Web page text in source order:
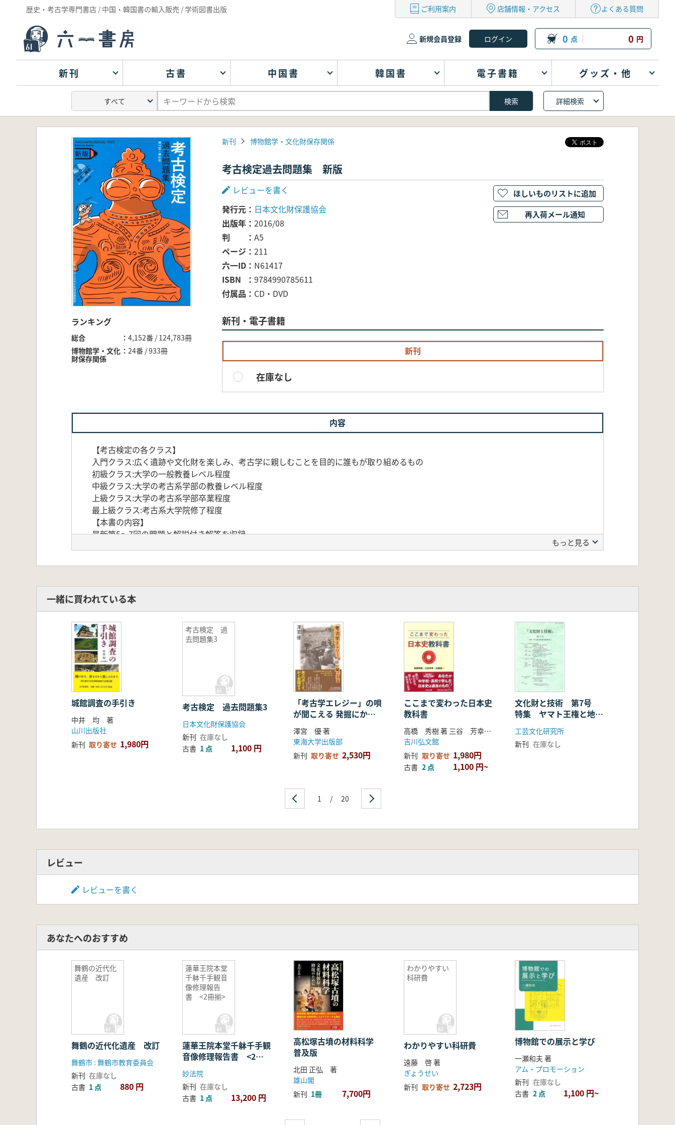
歴史・考古学専門書店 / 中国・韓国書の輸入販売 / 学術図書出版 ご利用案内 店舗情報・アクセス よくある質問
新規会員登録 0 点 0 円
新刊 古書 中国書 韓国書 電子書籍 グッズ・他
詳細検索
ランキング
総合
4,152番 / 124,783冊
博物館学・文化
財保存関係
24番 / 933冊
新刊 博物館学・文化財保存関係
考古検定過去問題集 新版
レビューを書く
発行元
日本文化財保護協会
出版年
2016/08
判
A5
ページ
211
六一ID
N61417
ISBN
9784990785611
付属品
CD・DVD
新刊・電子書籍
新刊
在庫なし
ほしいものリストに追加
再入荷メール通知
内容
【考古検定の各クラス】
入門クラス:広く遺跡や文化財を楽しみ、考古学に親しむことを目的に誰もが取り組めるもの
初級クラス:大学の一般教養レベル程度
中級クラス:大学の考古系学部の教養レベル程度
上級クラス:大学の考古系学部卒業程度
最上級クラス:考古系大学院修了程度
【本書の内容】
最新第5～7回の問題と解説付き解答を収録。
【正誤表】
す。
もっと見る
一緒に買われている本
城館調査の手引き
中井 均 著
山川出版社
新刊 取り寄せ 1,980円
考古検定 過
去問題集3
考古検定 過去問題集3
日本文化財保護協会
新刊 在庫なし
古書 1 点 1,100 円
「考古学エレジー」の唄
が聞こえる 発掘にかけ
た青春哀歌
澤宮 優 著
東海大学出版部
新刊 取り寄せ 2,530円
ここまで変わった日本史
教科書
高橋 秀樹 著 三谷 芳幸 著 村瀬 信一 著
吉川弘文館
新刊 取り寄せ 1,980円
古書 2 点 1,100 円~
文化財と技術 第7号
特集 ヤマト王権と地域
王権 技術の繋がり
工芸文化研究所
新刊 在庫なし
1 / 20
レビュー
レビューを書く
あなたへのおすすめ
舞鶴の近代化
遺産 改訂
舞鶴の近代化遺産 改訂
舞鶴市 : 舞鶴市教育委員会
新刊 在庫なし
古書 1 点 880 円
蓮華王院本堂
千躰千手観音
像修理報告
書 <2冊揃>
蓮華王院本堂千躰千手観
音像修理報告書 <2冊
揃>
妙法院
新刊 在庫なし
古書 1 点 13,200 円
高松塚古墳の材料科学
普及版
北田 正弘 著
雄山閣
新刊 1冊 7,700円
わかりやすい
科研費
わかりやすい科研費
遠藤 啓 著
ぎょうせい
新刊 取り寄せ 2,723円
博物館での展示と学び
一瀬和夫 著
アム・プロモーション
新刊 在庫なし
古書 2 点 1,100 円~